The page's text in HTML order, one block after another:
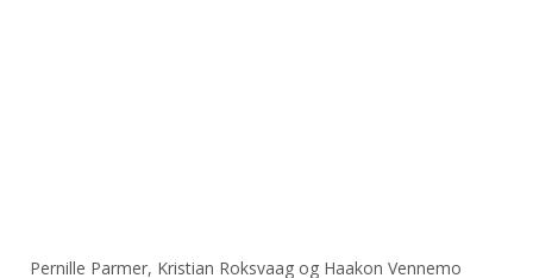
Pernille Parmer, Kristian Roksvaag og Haakon Vennemo